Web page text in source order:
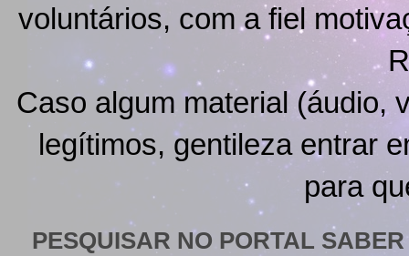
voluntários, com a fiel
Caso algum material (áudio,
legítimos, gentileza entrar
para
PESQUISAR NO PORTAL